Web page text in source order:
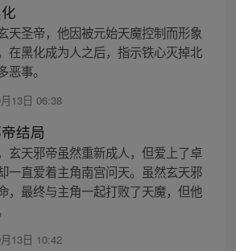
天圣帝，他因被元始天魔控制而形象
在黑化成为人之后，指示铁心灭掉北
事。
13日 06:38
结局
玄天邪帝虽然重新成人，但爱上了卓
一直爱着主角南宫问天。虽然玄天邪
，最终与主角一起打败了天魔，但他
13日 10:42